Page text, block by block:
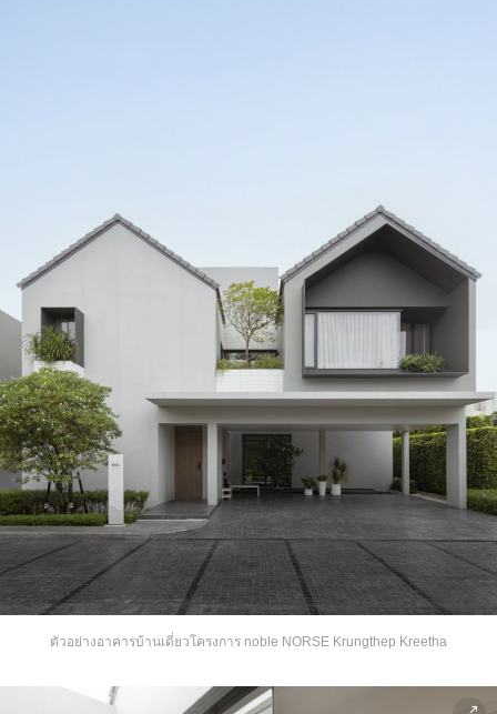
ตัวอย่างอาคารบ้านเดี่ยวโครงการ noble NORSE Krungthep Kreetha